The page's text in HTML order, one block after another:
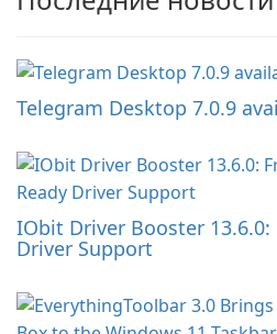
Telegram Desktop 7.0.9
IObit Driver Booster 13.6.0:
Driver Support